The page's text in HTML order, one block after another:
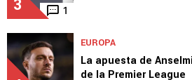
3
Joel Huiqui revela qué
Azul ante New York